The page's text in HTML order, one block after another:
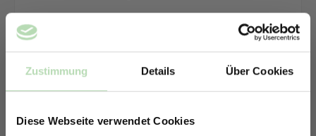
Zustimmung Details Über Cookies
Diese Webseite verwendet Cookies